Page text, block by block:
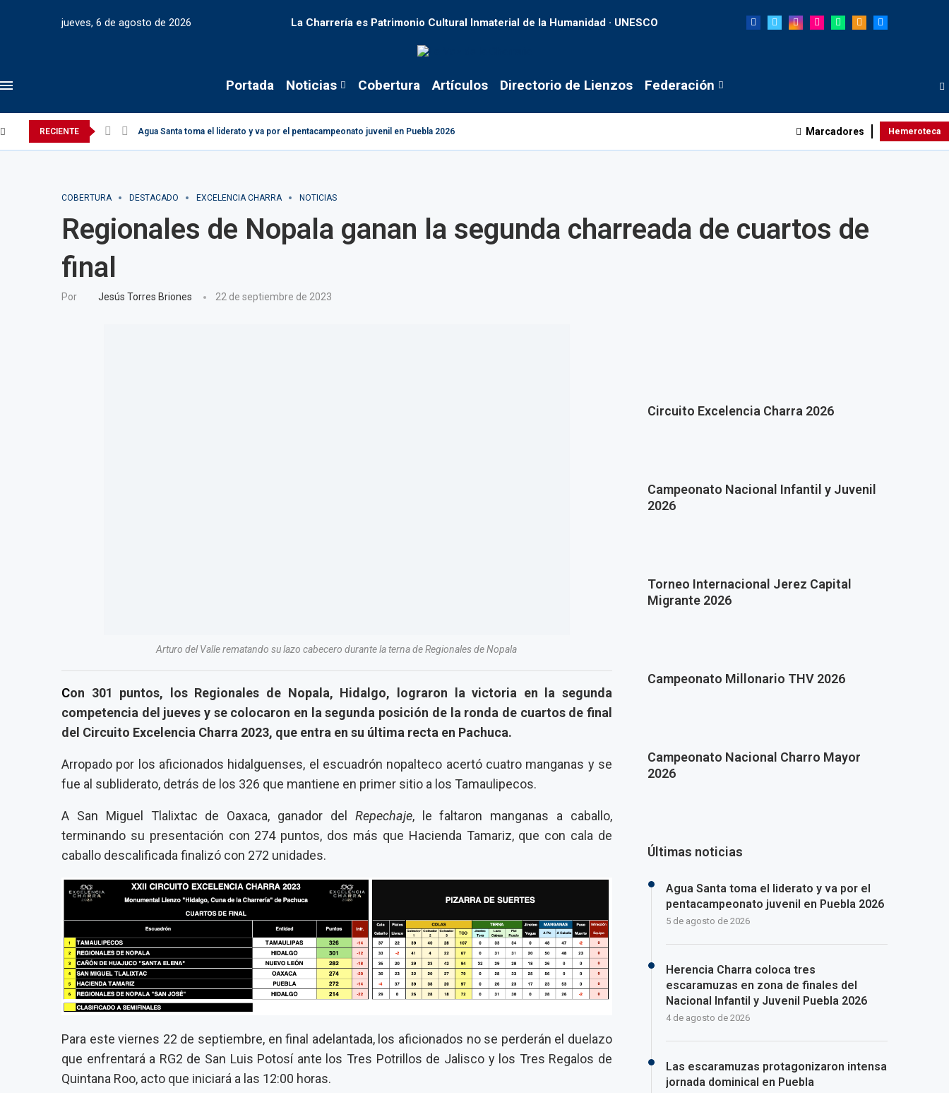
jueves, 6 de agosto de 2026 La Charrería es Patrimonio Cultural Inmaterial de la Humanidad · UNESCO
Portada Noticias Cobertura Artículos Directorio de Lienzos Federación
RECIENTE Agua Santa toma el liderato y va por el pentacampeonato juvenil en Puebla 2026 Marcadores Hemeroteca
COBERTURA DESTACADO EXCELENCIA CHARRA NOTICIAS
Regionales de Nopala ganan la segunda charreada de cuartos de
final
Por Jesús Torres Briones 22 de septiembre de 2023
Arturo del Valle rematando su lazo cabecero durante la terna de Regionales de Nopala
Con 301 puntos, los Regionales de Nopala, Hidalgo, lograron la victoria en la segunda
competencia del jueves y se colocaron en la segunda posición de la ronda de cuartos de final
del Circuito Excelencia Charra 2023, que entra en su última recta en Pachuca.
Arropado por los aficionados hidalguenses, el escuadrón nopalteco acertó cuatro manganas y se
fue al subliderato, detrás de los 326 que mantiene en primer sitio a los Tamaulipecos.
A San Miguel Tlalixtac de Oaxaca, ganador del Repechaje, le faltaron manganas a caballo,
terminando su presentación con 274 puntos, dos más que Hacienda Tamariz, que con cala de
caballo descalificada finalizó con 272 unidades.
Para este viernes 22 de septiembre, en final adelantada, los aficionados no se perderán el duelazo
que enfrentará a RG2 de San Luis Potosí ante los Tres Potrillos de Jalisco y los Tres Regalos de
Quintana Roo, acto que iniciará a las 12:00 horas.
Circuito Excelencia Charra 2026
Campeonato Nacional Infantil y Juvenil
2026
Torneo Internacional Jerez Capital
Migrante 2026
Campeonato Millonario THV 2026
Campeonato Nacional Charro Mayor
2026
Últimas noticias
Agua Santa toma el liderato y va por el
pentacampeonato juvenil en Puebla 2026
5 de agosto de 2026
Herencia Charra coloca tres
escaramuzas en zona de finales del
Nacional Infantil y Juvenil Puebla 2026
4 de agosto de 2026
Las escaramuzas protagonizaron intensa
jornada dominical en Puebla